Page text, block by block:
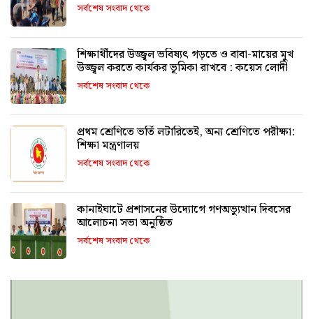
সর্বশেষ সংবাদ থেকে
শিক্ষার্থীদের উজ্জ্বল ভবিষ্যৎ গড়তে ও বাবা-মায়ের মুখ
উজ্জ্বল করতে কার্যকর ভূমিকা রাখবে : কয়েস লোদী
সর্বশেষ সংবাদ থেকে
প্রথম শ্রেণিতে ভর্তি লটারিতেই, অন্য শ্রেণিতে পরীক্ষা:
শিক্ষা মন্ত্রণালয়
সর্বশেষ সংবাদ থেকে
কানাইঘাটে প্রশাসনের উদ্যোগে গণঅভ্যুত্থান দিবসের
আলোচনা সভা অনুষ্ঠিত
সর্বশেষ সংবাদ থেকে